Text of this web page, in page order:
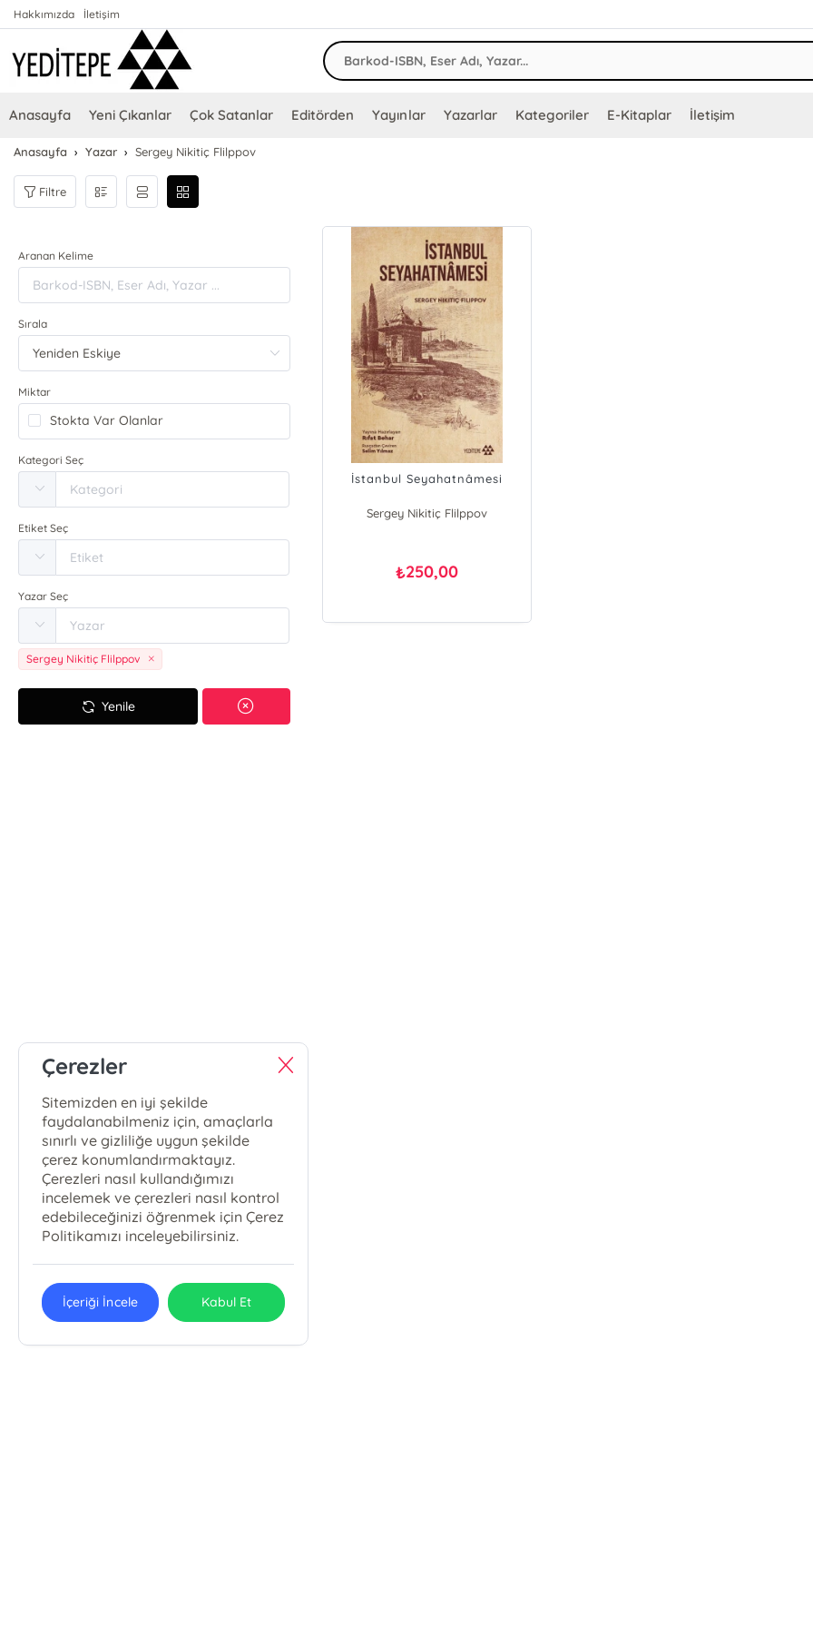
Hakkımızda İletişim
Anasayfa Yeni Çıkanlar Çok Satanlar Editörden Yayınlar Yazarlar Kategoriler E-Kitaplar İletişim
Anasayfa Yazar Sergey Nikitiç Flilppov
Filtre
Aranan Kelime
Sırala
Miktar
Stokta Var Olanlar
Kategori Seç
Etiket Seç
Yazar Seç
Sergey Nikitiç Flilppov
Yenile
İstanbul Seyahatnâmesi
Sergey Nikitiç Flilppov
₺250,00
Çerezler
Sitemizden en iyi şekilde
faydalanabilmeniz için, amaçlarla
sınırlı ve gizliliğe uygun şekilde
çerez konumlandırmaktayız.
Çerezleri nasıl kullandığımızı
incelemek ve çerezleri nasıl kontrol
edebileceğinizi öğrenmek için Çerez
Politikamızı inceleyebilirsiniz.
İçeriği İncele Kabul Et